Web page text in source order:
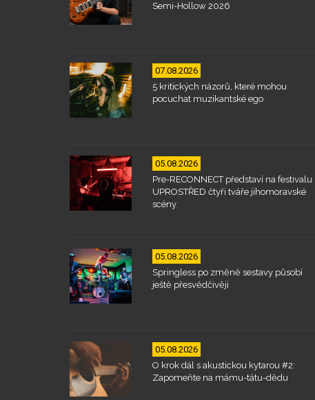
Semi-Hollow 2026
07.08.2026
5 kritických názorů, které mohou
pocuchat muzikantské ego
05.08.2026
Pre-RECONNECT představí na festivalu
UPROSTŘED čtyři tváře jihomoravské
scény
05.08.2026
Springless po změně sestavy působí
ještě přesvědčivěji
05.08.2026
O krok dál s akustickou kytarou #2:
Zapomeňte na mámu-tátu-dědu